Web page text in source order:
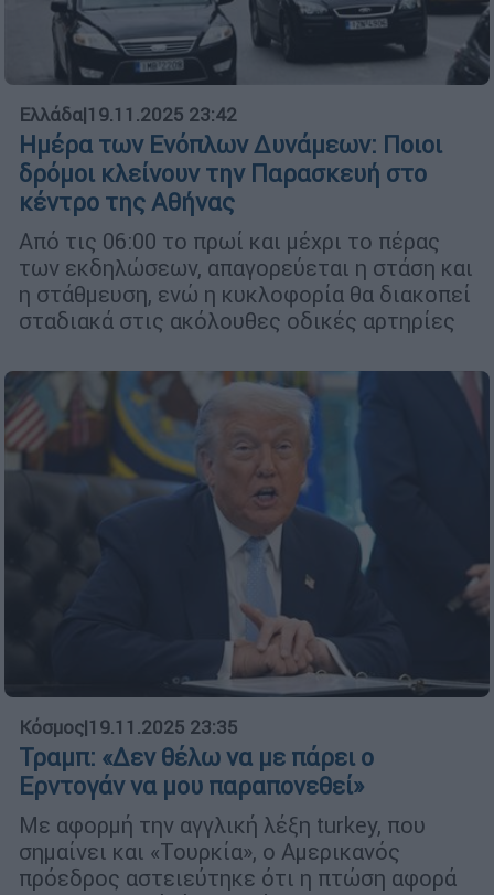
Ελλάδα|19.11.2025 23:42
Ημέρα των Ενόπλων Δυνάμεων: Ποιοι
δρόμοι κλείνουν την Παρασκευή στο
κέντρο της Αθήνας
Από τις 06:00 το πρωί και μέχρι το πέρας
των εκδηλώσεων, απαγορεύεται η στάση και
η στάθμευση, ενώ η κυκλοφορία θα διακοπεί
σταδιακά στις ακόλουθες οδικές αρτηρίες
Κόσμος|19.11.2025 23:35
Τραμπ: «Δεν θέλω να με πάρει ο
Ερντογάν να μου παραπονεθεί»
Με αφορμή την αγγλική λέξη turkey, που
σημαίνει και «Τουρκία», ο Αμερικανός
πρόεδρος αστειεύτηκε ότι η πτώση αφορά